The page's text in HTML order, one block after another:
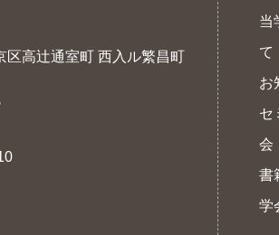
区高辻通室町 西入ル繁昌町
当
て
お
セ
会
書
学